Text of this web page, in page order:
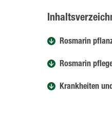
Rosmarin
Rosmarin
Krankheiten